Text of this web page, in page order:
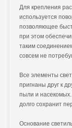
Для крепления
используется
позволяющее
при этом
таким
совсем не
Все элементы
пригнаны друг к
пыли и
долго сохранит
Основание